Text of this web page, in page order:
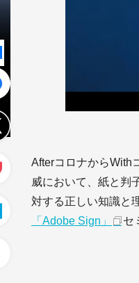
AfterコロナからWith
威において、紙と判
対する正しい知識と
「Adobe Sign」
セ